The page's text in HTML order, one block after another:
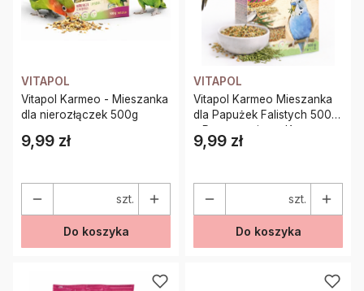
VITAPOL
Vitapol Karmeo - Mieszanka
dla nierozłączek 500g
Cena
9,99 zł
szt.
Do koszyka
VITAPOL
Vitapol Karmeo Mieszanka
dla Papużek Falistych 500 g
– Pełnoporcjowa Karma
Premium
Cena
9,99 zł
szt.
Do koszyka